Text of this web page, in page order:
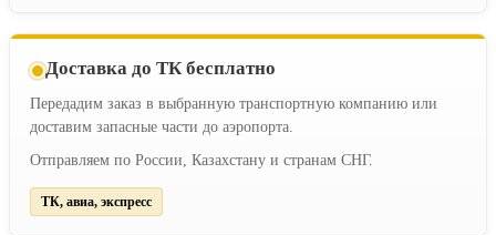
Доставка до ТК бесплатно
Передадим заказ в выбранную транспортную компанию или
доставим запасные части до аэропорта.
Отправляем по России, Казахстану и странам СНГ.
ТК, авиа, экспресс